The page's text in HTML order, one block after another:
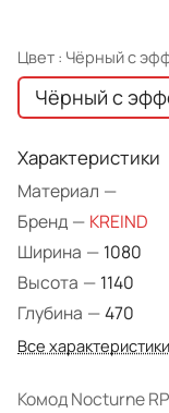
Цвет : Чёрный с
Чёрный с
Характеристики
Материал —
Бренд — KREIND
Ширина — 1080
Высота — 1140
Глубина —470
Все характеристики
Комод Nocturne